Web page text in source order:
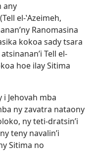
any
el-ʽAzeimeh,
Ranomasina
kokoa sady tsara
Tell el-
hoe ilay Sitima
Jehovah mba
ny zavatra nataony
ny teti-dratsin’i
teny navalin’i
Sitima no